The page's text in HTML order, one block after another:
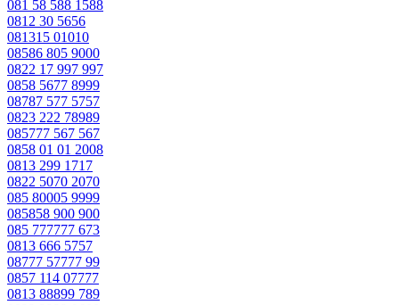
081 58 588 1588
0812 30 5656
081315 01010
08586 805 9000
0822 17 997 997
0858 5677 8999
08787 577 5757
0823 222 78989
085777 567 567
0858 01 01 2008
0813 299 1717
0822 5070 2070
085 80005 9999
085858 900 900
085 777777 673
0813 666 5757
08777 57777 99
0857 114 07777
0813 88899 789